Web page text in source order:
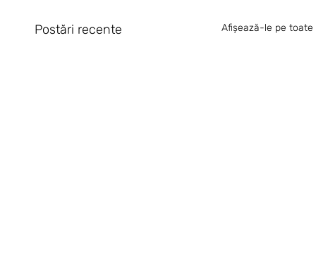
Postări recente Afișează-le pe toate